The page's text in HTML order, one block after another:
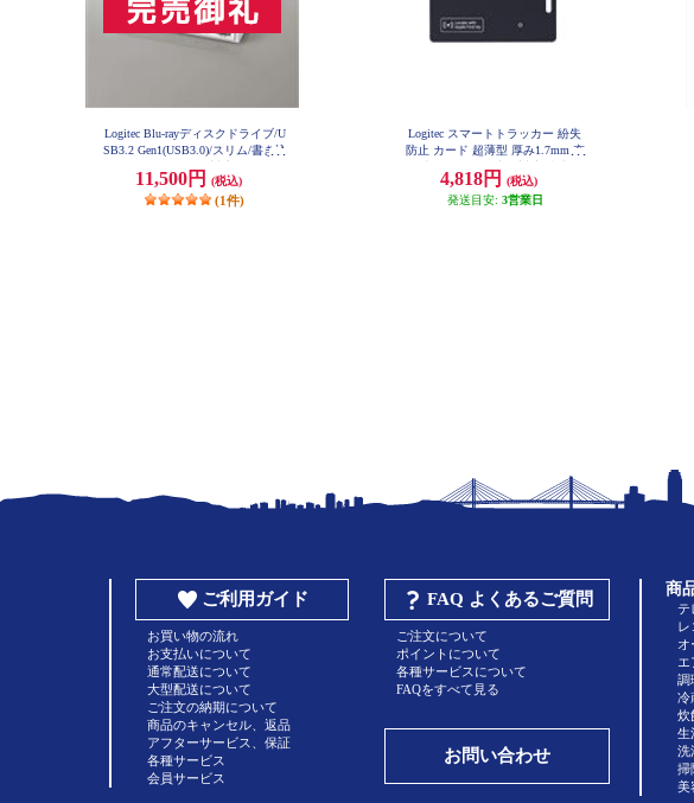
Logitec Blu-rayディスクドライブ/U
SB3.2 Gen1(USB3.0)/スリム/書き込
LBD-PWA6U3LWH
11,500円 (税込)
(1件)
Logitec スマートトラッカー 紛失
防止 カード 超薄型 厚み1.7mm 充
様 IPX8 ブラック LGT-WCSTC01B
K
4,818円
(税込)
発送目安: 3営業日
ご利用ガイド
お買い物の流れ
お支払いについて
通常配送について
大型配送について
ご注文の納期について
商品のキャンセル、返品
アフターサービス、保証
各種サービス
会員サービス
FAQ よくあるご質問
ご注文について
ポイントについて
各種サービスについて
FAQをすべて見る
お問い合わせ
商
テ
レ
オ
エ
調
冷
炊
生
洗
掃
美